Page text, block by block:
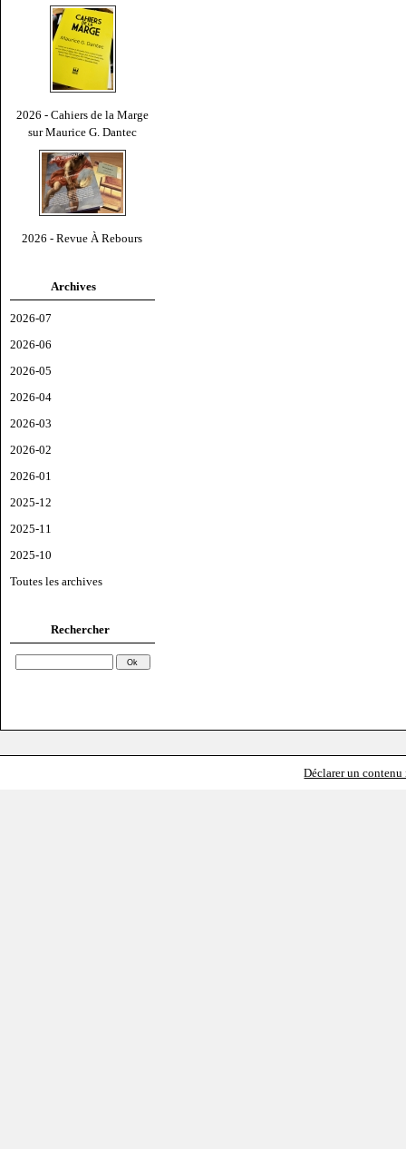
2026 - Cahiers de la Marge
sur Maurice G. Dantec
2026 - Revue À Rebours
Archives
2026-07
2026-06
2026-05
2026-04
2026-03
2026-02
2026-01
2025-12
2025-11
2025-10
Toutes les archives
Rechercher
Déclarer un